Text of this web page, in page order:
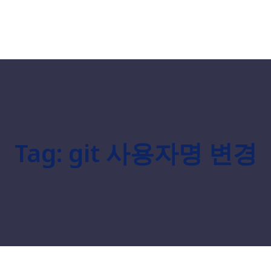
Tag: git 사용자명 변경